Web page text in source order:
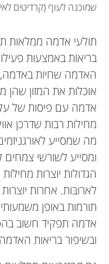
שמוכנה לעוף (קרדיטים
תולעי אדמה ממלאות
בריאוֹת באמצעות
האדמה שחיות באדמה,
אוכלות את המזון שהן
אדמה עם פיסות של
מחילות רבות שדרכן
מה שמסייע
ומסייע לשורשי
הגדולות יוצרות
לארובּות. אחרות
תורמות באופן
אדמה תפקיד חשוב
ובשיפור בריאות